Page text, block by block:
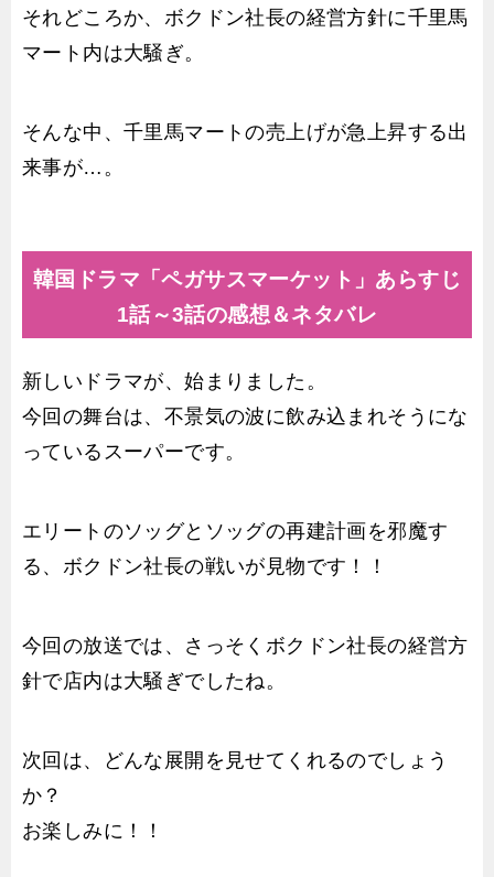
それどころか、ボクドン社長の経営方針に千里馬
マート内は大騒ぎ。
そんな中、千里馬マートの売上げが急上昇する出
来事が…。
韓国ドラマ「ペガサスマーケット」あらすじ
1話～3話の感想＆ネタバレ
新しいドラマが、始まりました。
今回の舞台は、不景気の波に飲み込まれそうにな
っているスーパーです。
エリートのソッグとソッグの再建計画を邪魔す
る、ボクドン社長の戦いが見物です！！
今回の放送では、さっそくボクドン社長の経営方
針で店内は大騒ぎでしたね。
次回は、どんな展開を見せてくれるのでしょう
か？
お楽しみに！！